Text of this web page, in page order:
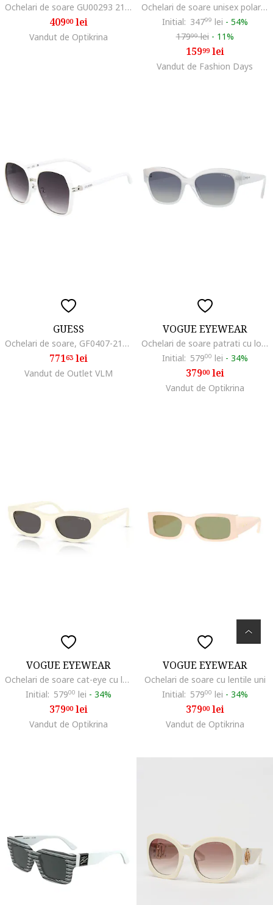
Ochelari de soare GU00293 21B 55, Marime 55 mm
40900lei
Vandut de Optikrina
Ochelari de soare unisex polarizati cu lentile in degrade
Initial: 34799 lei - 54%
17999lei - 11%
15999lei
Vandut de Fashion Days
GUESS
Ochelari de soare, GF0407-21B, alb, 59x17x145
77163lei
Vandut de Outlet VLM
VOGUE EYEWEAR
Ochelari de soare patrati cu logo, Alb
Initial: 57900 lei - 34%
37900lei
Vandut de Optikrina
VOGUE EYEWEAR
Ochelari de soare cat-eye cu lentile polarizate, Alb murdar
Initial: 57900 lei - 34%
37900lei
Vandut de Optikrina
VOGUE EYEWEAR
Ochelari de soare cu lentile uni
Initial: 57900 lei - 34%
37900lei
Vandut de Optikrina